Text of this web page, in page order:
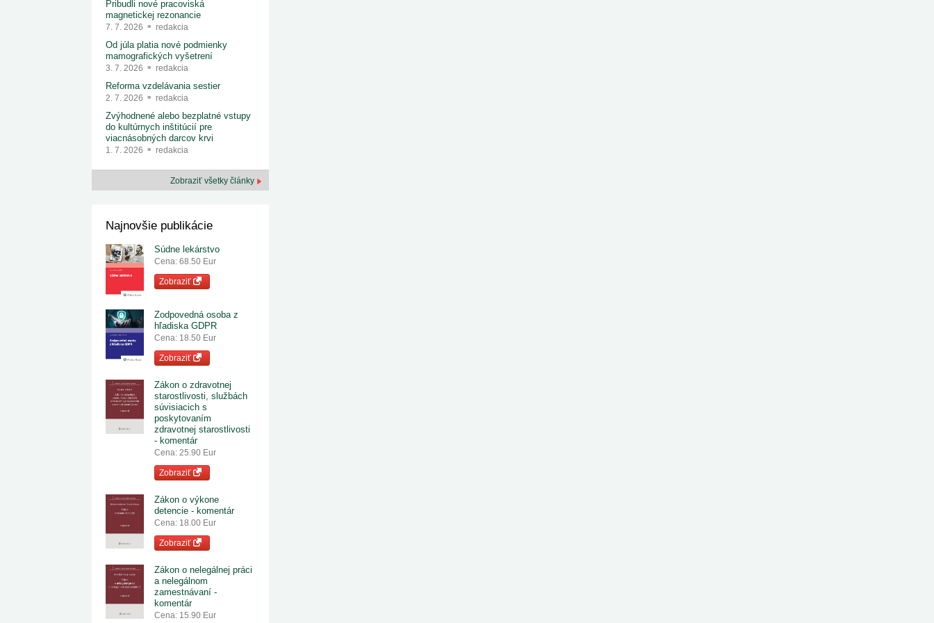
Pribudli nové pracoviská
magnetickej rezonancie
7. 7. 2026 redakcia
Od júla platia nové podmienky
mamografických vyšetrení
3. 7. 2026 redakcia
Reforma vzdelávania sestier
2. 7. 2026 redakcia
Zvýhodnené alebo bezplatné vstupy
do kultúrnych inštitúcií pre
viacnásobných darcov krvi
1. 7. 2026 redakcia
Zobraziť všetky články
Najnovšie publikácie
Súdne lekárstvo
Cena: 68.50 Eur
Zobraziť
Zodpovedná osoba z
hľadiska GDPR
Cena: 18.50 Eur
Zobraziť
Zákon o zdravotnej
starostlivosti, službách
súvisiacich s
poskytovaním
zdravotnej starostlivosti
- komentár
Cena: 25.90 Eur
Zobraziť
Zákon o výkone
detencie - komentár
Cena: 18.00 Eur
Zobraziť
Zákon o nelegálnej práci
a nelegálnom
zamestnávaní -
komentár
Cena: 15.90 Eur